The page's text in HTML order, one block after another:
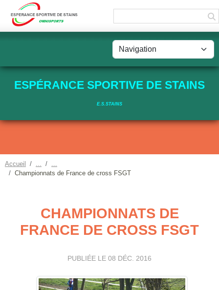
ESPÉRANCE SPORTIVE DE STAINS
E.S.STAINS
Accueil
Championnats de France de cross FSGT
CHAMPIONNATS DE
FRANCE DE CROSS FSGT
PUBLIÉE LE 08 DÉC. 2016
Panneau de gestion des cookies